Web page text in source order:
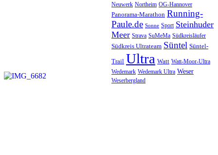
Neuwerk Northeim OG-Hannover
Panorama-Marathon Running-
Paule.de Sonne Sport Steinhuder
Meer Strava SuMeMa Südkreisläufer
Südkreis Ultrateam Süntel Süntel-
Trail Ultra Watt Watt-Moor-Ultra
Wedemark Wedemark Ultra Weser
Weserbergland